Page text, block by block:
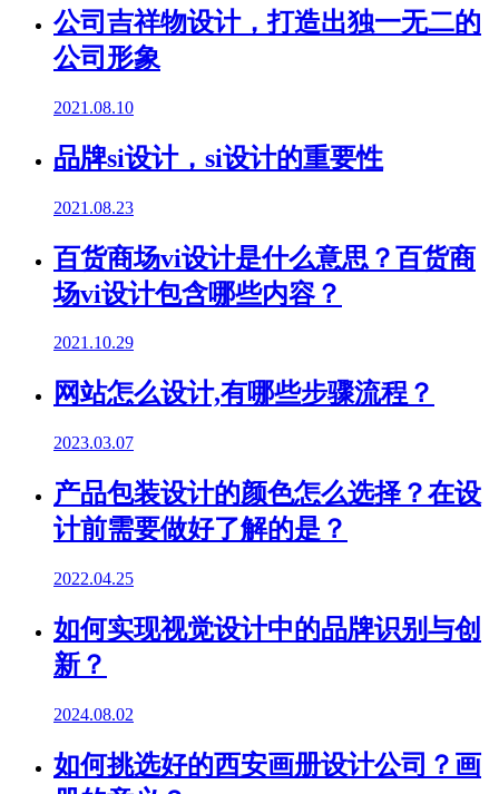
公司吉祥物设计，打造出独一无二的
公司形象
2021.08.10
品牌si设计，si设计的重要性
2021.08.23
百货商场vi设计是什么意思？百货商
场vi设计包含哪些内容？
2021.10.29
网站怎么设计,有哪些步骤流程？
2023.03.07
产品包装设计的颜色怎么选择？在设
计前需要做好了解的是？
2022.04.25
如何实现视觉设计中的品牌识别与创
新？
2024.08.02
如何挑选好的西安画册设计公司？画